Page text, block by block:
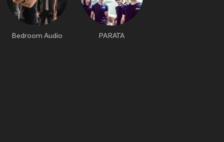
Bedroom Audio PARATA